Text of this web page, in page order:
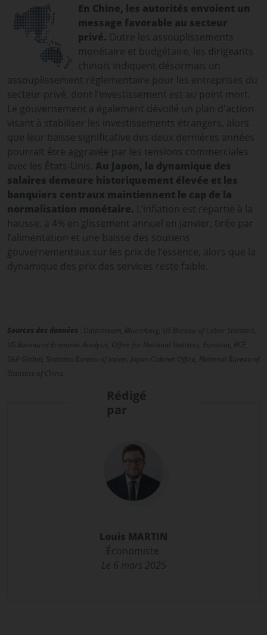
En Chine, les autorités envoient un
message favorable au secteur
privé. Outre les assouplissements
monétaire et budgétaire, les dirigeants
chinois indiquent désormais un
assouplissement réglementaire pour les entreprises du
secteur privé, dont l’investissement est au point mort.
Le gouvernement a également dévoilé un plan d'action
visant à stabiliser les investissements étrangers, alors
que leur baisse significative des deux dernières années
pourrait être aggravée par les tensions commerciales
avec les États-Unis. Au Japon, la dynamique des
salaires demeure historiquement élevée et les
banquiers centraux maintiennent le cap de la
normalisation monétaire. L’inflation est repartie à la
hausse, à 4% en glissement annuel en janvier, tirée par
l’alimentation et une baisse des soutiens
gouvernementaux sur les prix de l’essence, alors que la
dynamique des prix des services reste faible.
Sources des données
: Datastream, Bloomberg, US Bureau of Labor Statistics,
US Bureau of Economic Analysis, Office for National Statistics, Eurostat, BCE,
S&P Global, Statistics Bureau of Japan, Japan Cabinet Office, National Bureau of
Statistics of China.
Rédigé
par
Louis MARTIN
Économiste
Le 6 mars 2025